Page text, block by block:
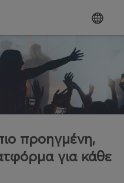
προηγμένη,
για κάθε